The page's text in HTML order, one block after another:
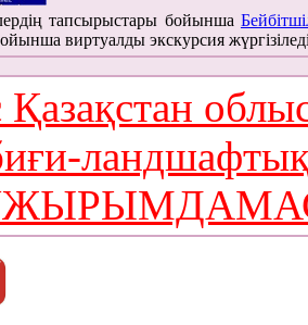
тапсырыстары бойынша
виртуалды экскурсия